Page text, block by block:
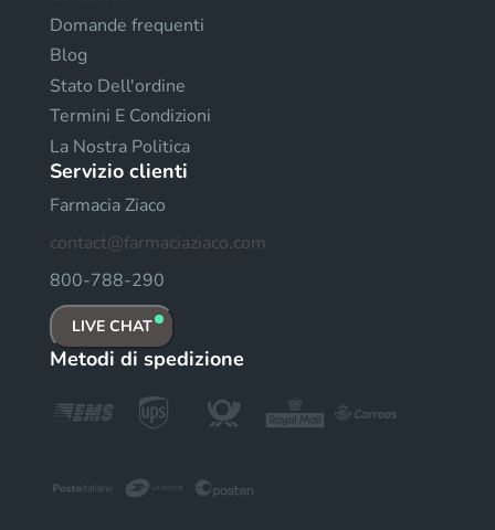
Domande frequenti
Blog
Stato Dell'ordine
Termini E Condizioni
La Nostra Politica
Servizio clienti
Farmacia Ziaco
contact@farmaciaziaco.com
800-788-290
LIVE CHAT
Metodi di spedizione